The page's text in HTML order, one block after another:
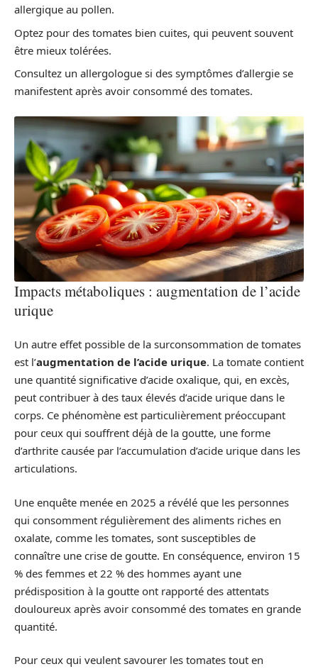
allergique au pollen.
Optez pour des tomates bien cuites, qui peuvent souvent
être mieux tolérées.
Consultez un allergologue si des symptômes d’allergie se
manifestent après avoir consommé des tomates.
Impacts métaboliques : augmentation de l’acide
urique
Un autre effet possible de la surconsommation de tomates
est l’augmentation de l’acide urique. La tomate contient
une quantité significative d’acide oxalique, qui, en excès,
peut contribuer à des taux élevés d’acide urique dans le
corps. Ce phénomène est particulièrement préoccupant
pour ceux qui souffrent déjà de la goutte, une forme
d’arthrite causée par l’accumulation d’acide urique dans les
articulations.
Une enquête menée en 2025 a révélé que les personnes
qui consomment régulièrement des aliments riches en
oxalate, comme les tomates, sont susceptibles de
connaître une crise de goutte. En conséquence, environ 15
% des femmes et 22 % des hommes ayant une
prédisposition à la goutte ont rapporté des attentats
douloureux après avoir consommé des tomates en grande
quantité.
Pour ceux qui veulent savourer les tomates tout en